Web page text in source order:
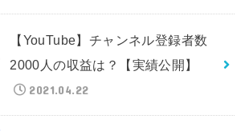
【YouTube】チャンネル登録者数
2000人の収益は？【実績公開】
2021.04.22